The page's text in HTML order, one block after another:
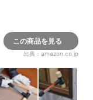
この商品を見る
出典： amazon.co.jp